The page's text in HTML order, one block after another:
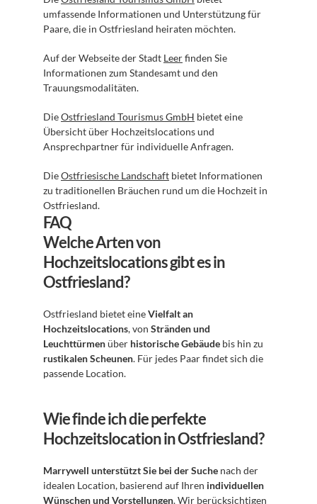
umfassende Informationen und Unterstützung für
Paare, die in Ostfriesland heiraten möchten.
Auf der Webseite der Stadt Leer finden Sie
Informationen zum Standesamt und den
Trauungsmodalitäten.
Die Ostfriesland Tourismus GmbH bietet eine
Übersicht über Hochzeitslocations und
Ansprechpartner für individuelle Anfragen.
Die Ostfriesische Landschaft bietet Informationen
zu traditionellen Bräuchen rund um die Hochzeit in
Ostfriesland.
FAQ
Welche Arten von
Hochzeitslocations gibt es in
Ostfriesland?
Ostfriesland bietet eine Vielfalt an
Hochzeitslocations, von Stränden und
Leuchttürmen über historische Gebäude
rustikalen Scheunen. Für jedes Paar findet sich die
passende Location.
Wie finde ich die perfekte
Hochzeitslocation in Ostfriesland?
Marrywell unterstützt Sie bei der Suche nach der
idealen Location, basierend auf Ihren individuellen
Wünschen und Vorstellungen